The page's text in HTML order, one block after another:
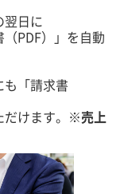
日に
PDF）」を自動
「請求書
けます。 ※売上